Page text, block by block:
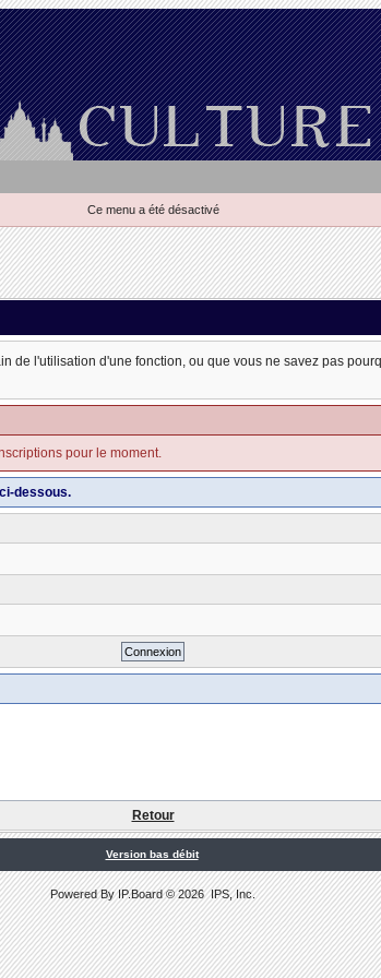
Ce menu a été désactivé
de l'utilisation d'une fonction, ou que vous ne savez pas
pour le moment.
dessous.
Retour
Version bas débit
Powered ByIP.Board© 2026IPS, Inc.